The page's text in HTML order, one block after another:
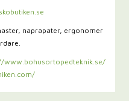
naprapater, ergonomer
www.bohusortopedteknik.se/